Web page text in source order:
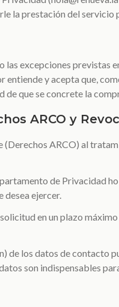
la prestación del servicio
excepciones previstas
y acepta que,
que se concrete la
ARCO y
ARCO) al
de Privacidad
desea ejercer.
en un plazo
de los datos de contacto
son indispensables